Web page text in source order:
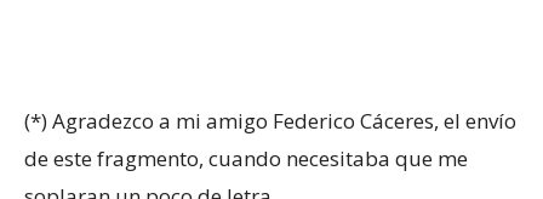
(*) Agradezco a mi amigo Federico Cáceres, el envío
de este fragmento, cuando necesitaba que me